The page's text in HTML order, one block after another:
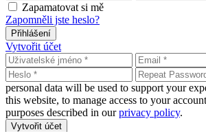
Zapamatovat si mě
Zapomněli jste heslo?
Přihlášení
Vytvořit účet
personal data will be used to support your
this website, to manage access to your
purposes described in ourprivacy policy.
Vytvořit účet